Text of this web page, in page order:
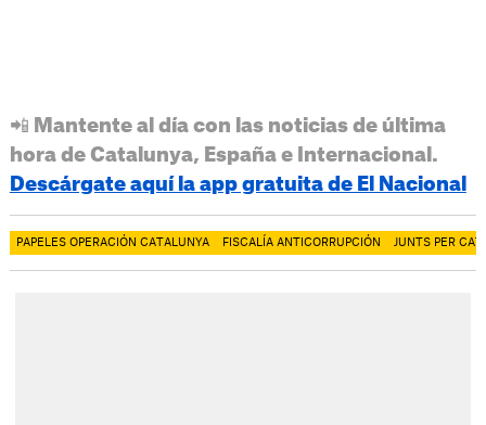
📲 Mantente al día con las noticias de última
hora de Catalunya, España e Internacional.
Descárgate aquí la app gratuita de El Nacional
PAPELES OPERACIÓN CATALUNYA FISCALÍA ANTICORRUPCIÓN JUNTS PER